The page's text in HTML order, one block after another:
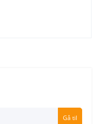
Gå til